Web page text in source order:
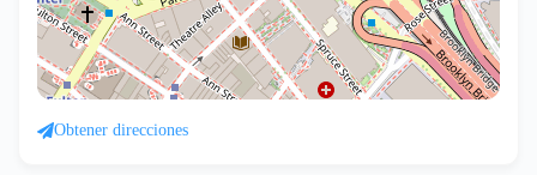
Obtener direcciones